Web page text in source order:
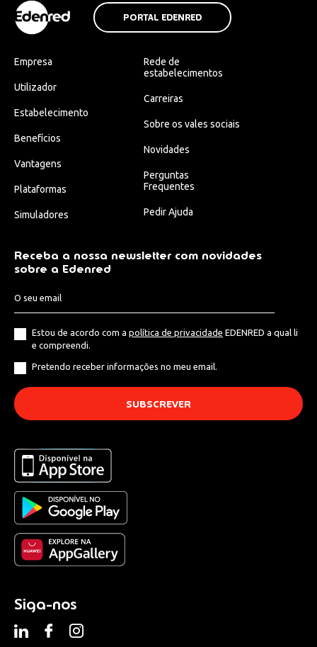
PORTAL EDENRED
Empresa
Utilizador
Estabelecimento
Benefícios
Vantagens
Plataformas
Simuladores
Rede de
estabelecimentos
Carreiras
Sobre os vales sociais
Novidades
Perguntas
Frequentes
Pedir Ajuda
Receba a nossa newsletter com novidades
sobre a Edenred
Estou de acordo com a política de privacidade EDENRED a qual li
e compreendi.
Pretendo receber informações no meu email.
Siga-nos